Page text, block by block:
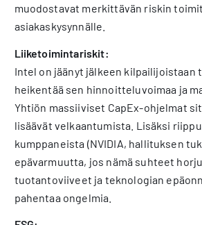
muodostavat merkittävän riskin
asiakaskysynnälle.
Liiketoimintariskit:
Intel on jäänyt jälkeen kilpailijoistaan
heikentää sen hinnoitteluvoimaa ja
Yhtiön massiiviset CapEx-ohjelmat
lisäävät velkaantumista. Lisäksi
kumppaneista (NVIDIA, hallituksen
epävarmuutta, jos nämä suhteet
tuotantoviiveet ja teknologian
pahentaa ongelmia.